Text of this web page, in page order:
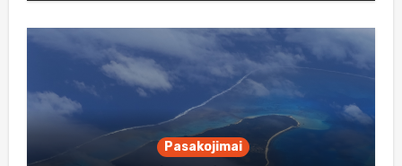
Pasakojimai